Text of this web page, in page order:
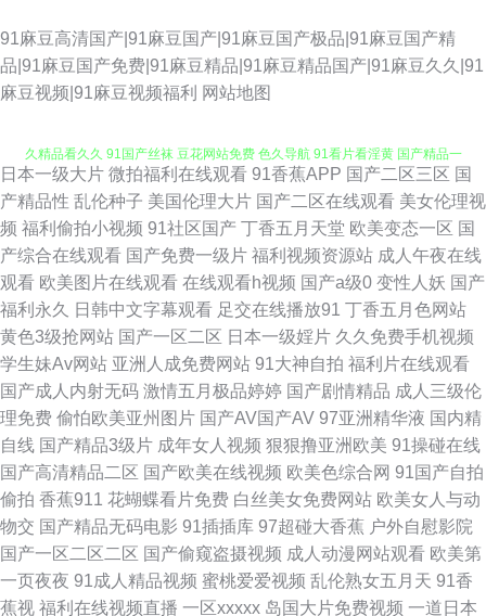
91麻豆高清国产|91麻豆国产|91麻豆国产极品|91麻豆国产精
品|91麻豆国产免费|91麻豆精品|91麻豆精品国产|91麻豆久久|91
麻豆视频|91麻豆视频福利 网站地图
五月天色社区 日日干屄网 性爱VA欧美 91蜜桃伊人在线播放 激情AV福利 久
久精品看久久 91国产丝袜 豆花网站免费 色久导航 91看片看淫黄 国产精品一
不卡 色五月色色天堂网 91探花精品在线 久久国产精品黄毛片 一区一区三91
肏屄视频影院 人人干aV 91情侣超碰 国产三级在线 第一福利丝瓜导航 日韩
精品电影 91l视频 成人精品网 日本啊V网 91超碰在线大熏蕉 91次元官方 AV
之家 欧美成人官网 91l视频 91专区在线欢看 欧美成人乱 91超碰成人
wwwtubi麻豆 青青狠狠人人91 91夫妻海角论坛 成人午夜福利无码 日国产ab
91巨乳 国产C一区 人人色vvv 综合图区激情文学 超碰久肏在线 久久一区在
日本一级大片 微拍福利在线观看 91香蕉APP 国产二区三区 国
产精品性 乱伦种子 美国伦理大片 国产二区在线观看 美女伦理视
频 福利偷拍小视频 91社区国产 丁香五月天堂 欧美变态一区 国
产综合在线观看 国产免费一级片 福利视频资源站 成人午夜在线
观看 欧美图片在线观看 在线观看h视频 国产a级0 变性人妖 国产
福利永久
日韩中文字幕观看 足交在线播放91 丁香五月色网站
黄色3级抢网站 国产一区二区 日本一级婬片 久久免费手机视频
学生妹Av网站 亚洲人成免费网站 91大神自拍 福利片在线观看
国产成人内射无码 激情五月极品婷婷 国产剧情精品 成人三级伦
理免费 偷怕欧美亚州图片 国产AV国产AV 97亚洲精华液 国内精
自线 国产精品3级片 成年女人视频 狠狠撸亚洲欧美 91操碰在线
国产高清精品二区 国产欧美在线视频 欧美色综合网 91国产自拍
偷拍 香蕉911 花蝴蝶看片免费 白丝美女免费网站 欧美女人与动
物交 国产精品无码电影 91插插库 97超碰大香蕉 户外自慰影院
国产一区二区二区 国产偷窥盗摄视频 成人动漫网站观看 欧美第
一页夜夜 91成人精品视频 蜜桃爱爱视频 乱伦熟女五月天 91香
蕉视 福利在线视频直播 一区xxxxx 岛国大片免费视频 一道日本